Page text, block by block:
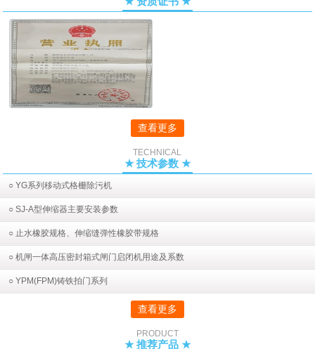
查看更多
TECHNICAL
★ 技术参数 ★
○ YG系列移动式格栅除污机
○ SJ-A型伸缩器主要安装参数
○ 止水橡胶规格、伸缩缝弹性橡胶带规格
○ 机闸一体高压密封箱式闸门启闭机用途及系数
○ YPM(FPM)铸铁拍门系列
查看更多
PRODUCT
★ 推荐产品 ★